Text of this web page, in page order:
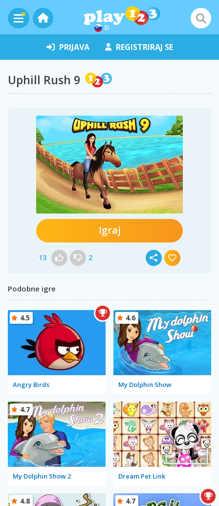
SI
PRIJAVA REGISTRIRAJ SE
Uphill Rush 9
Igraj
13 2
Podobne igre
Angry Birds
4.5
My Dolphin Show
4.6
My Dolphin Show 2
4.7
Dream Pet Link
4.8 4.7